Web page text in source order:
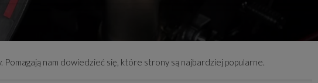
Pomagają nam dowiedzieć się, które strony są najbardziej popularne.